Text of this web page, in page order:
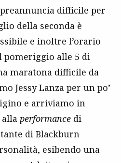
difficile per
della seconda è
e inoltre l’orario
pomeriggio alle 5 di
maratona difficile da
Jessy Lanza per un po’
e arriviamo in
alla performance di
di Blackburn
esibendo una